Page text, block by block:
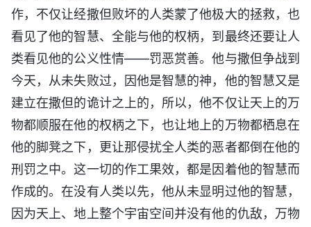
作，不仅让经撒但败坏的人类蒙了他极大的拯救，也
看见了他的智慧、全能与他的权柄，到最终还要让人
类看见他的公义性情——罚恶赏善。他与撒但争战到
今天，从未失败过，因他是智慧的神，他的智慧又是
建立在撒但的诡计之上的，所以，他不仅让天上的万
物都顺服在他的权柄之下，也让地上的万物都栖息在
他的脚凳之下，更让那侵扰全人类的恶者都倒在他的
刑罚之中。这一切的作工果效，都是因着他的智慧而
作成的。在没有人类以先，他从未显明过他的智慧，
因为天上、地上整个宇宙空间并没有他的仇敌，万物